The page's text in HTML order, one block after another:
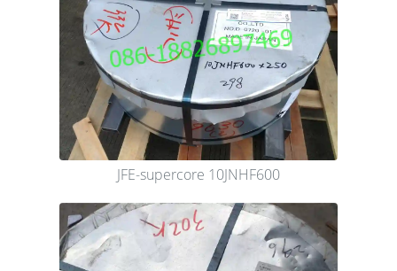
JFE-supercore 10JNHF600